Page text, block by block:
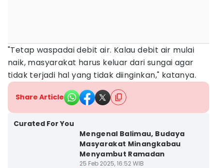
"Tetap waspadai debit air. Kalau debit air mulai
naik, masyarakat harus keluar dari sungai agar
tidak terjadi hal yang tidak diinginkan," katanya.
Share Article
Curated For You
Mengenal Balimau, Budaya
Masyarakat Minangkabau
Menyambut Ramadan
25 Feb 2025, 16:52 WIB